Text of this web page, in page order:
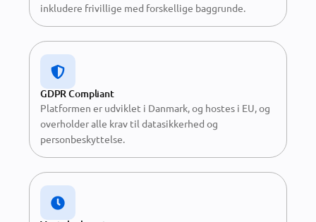
inkludere frivillige med forskellige baggrunde.
GDPR Compliant
Platformen er udviklet i Danmark, og hostes i EU, og
overholder alle krav til datasikkerhed og
personbeskyttelse.